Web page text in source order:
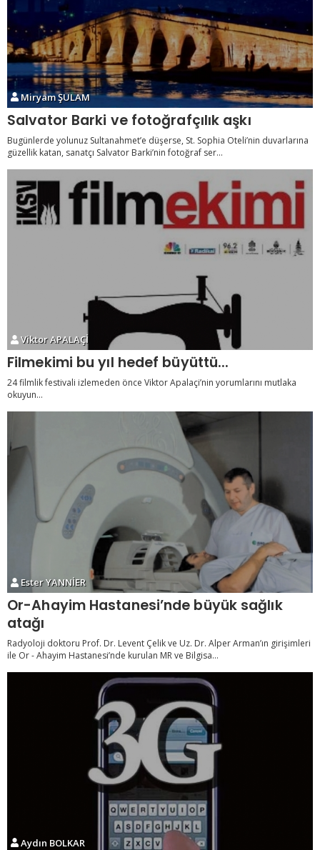
Miryam ŞULAM
Salvator Barki ve fotoğrafçılık aşkı
Bugünlerde yolunuz Sultanahmet’e düşerse, St. Sophia Oteli’nin duvarlarına
güzellik katan, sanatçı Salvator Barki’nin fotoğraf ser...
Viktor APALAÇİ
Filmekimi bu yıl hedef büyüttü...
24 filmlik festivali izlemeden önce Viktor Apalaçi’nin yorumlarını mutlaka
okuyun…
Ester YANNİER
Or-Ahayim Hastanesi’nde büyük sağlık
atağı
Radyoloji doktoru Prof. Dr. Levent Çelik ve Uz. Dr. Alper Arman’ın girişimleri
ile Or - Ahayim Hastanesi’nde kurulan MR ve Bilgisa...
Aydın BOLKAR